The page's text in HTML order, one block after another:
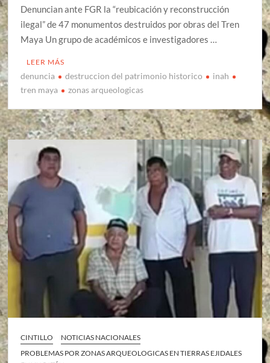
Denuncian ante FGR la “reubicación y reconstrucción
ilegal” de 47 monumentos destruidos por obras del Tren
Maya Un grupo de académicos e investigadores …
LEER MÁS
denuncia destruccion del patrimonio historico
inah
tren maya
zonas arqueologicas
CINTILLO
NOTICIAS NACIONALES
PROBLEMAS POR ZONAS ARQUEOLOGICAS EN TIERRAS EJIDALES